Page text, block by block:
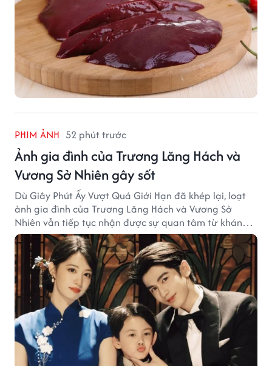
PHIM ẢNH 52 phút trước
Ảnh gia đình của Trương Lăng Hách và
Vương Sở Nhiên gây sốt
Dù Giây Phút Ấy Vượt Quá Giới Hạn đã khép lại, loạt
ảnh gia đình của Trương Lăng Hách và Vương Sở
Nhiên vẫn tiếp tục nhận được sự quan tâm từ khán
giả.